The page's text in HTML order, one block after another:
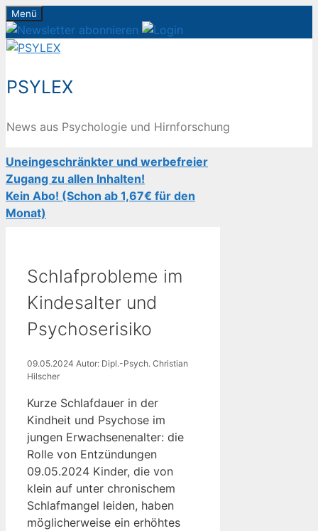
Zum
Inhalt
springen
Menü
PSYLEX
News aus Psychologie und Hirnforschung
Uneingeschränkter und werbefreier
Zugang zu allen Inhalten!
Kein Abo! (Schon ab 1,67€ für den
Monat)
Schlafprobleme im
Kindesalter und
Psychoserisiko
09.05.2024 Autor: Dipl.-Psych. Christian
Hilscher
Kurze Schlafdauer in der
Kindheit und Psychose im
jungen Erwachsenenalter: die
Rolle von Entzündungen
09.05.2024 Kinder, die von
klein auf unter chronischem
Schlafmangel leiden, haben
möglicherweise ein erhöhtes